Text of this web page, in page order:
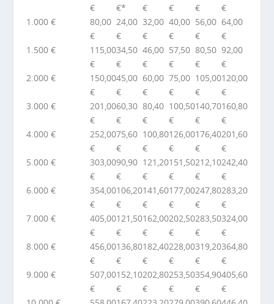
€
€*
€
€
€
€
1.000 €
80,00
€
24,00
€
32,00
€
40,00
€
56,00
€
64,00
€
1.500 €
115,00
€
34,50
€
46,00
€
57,50
€
80,50
€
92,00
€
2.000 €
150,00
€
45,00
€
60,00
€
75,00
€
105,00
€
120,00
€
3.000 €
201,00
€
60,30
€
80,40
€
100,50
€
140,70
€
160,80
€
4.000 €
252,00
€
75,60
€
100,80
€
126,00
€
176,40
€
201,60
€
5.000 €
303,00
€
90,90
€
121,20
€
151,50
€
212,10
€
242,40
€
6.000 €
354,00
€
106,20
€
141,60
€
177,00
€
247,80
€
283,20
€
7.000 €
405,00
€
121,50
€
162,00
€
202,50
€
283,50
€
324,00
€
8.000 €
456,00
€
136,80
€
182,40
€
228,00
€
319,20
€
364,80
€
9.000 €
507,00
€
152,10
€
202,80
€
253,50
€
354,90
€
405,60
€